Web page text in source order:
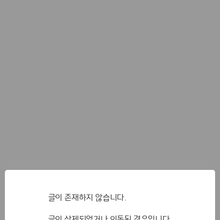
글이 존재하지 않습니다.